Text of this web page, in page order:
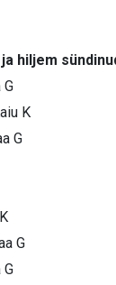
ja hiljem
Kohila G I
Kaiu K
G
Valtu PK I
G
Kohila G